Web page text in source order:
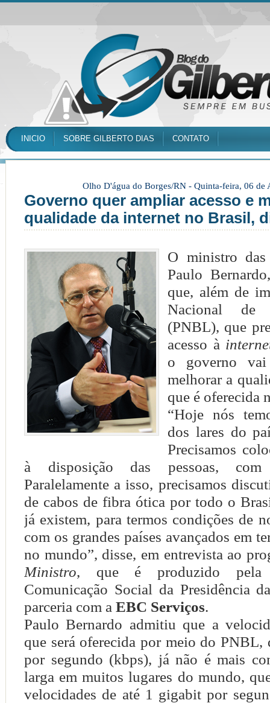
INICIO SOBRE GILBERTO DIAS CONTATO
Olho D'água do Borges/RN - Quinta-feira, 06 de
Governo quer ampliar acesso e
qualidade da internet no Brasil,
O ministro das
Paulo
que, além de
Nacional de
(PNBL), que
acesso à
o governo vai
melhorar a
que é oferecida
“Hoje nós
dos lares do
Precisamos
à disposição das pessoas,
Paralelamente a isso, precisamos
de cabos de fibra ótica por todo o
já existem, para termos condições de
com os grandes países avançados em
no mundo”, disse, em entrevista ao
Ministro, que é produzido pela
Comunicação Social da Presidência
parceria com a EBC Serviços.
Paulo Bernardo admitiu que a
que será oferecida por meio do
por segundo (kbps), já não é mais
larga em muitos lugares do mundo,
velocidades de até 1 gigabit por